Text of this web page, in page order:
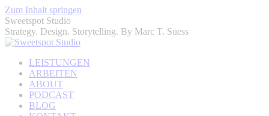
Zum Inhalt springen
Sweetspot Studio
Strategy. Design. Storytelling. By Marc T. Suess
LEISTUNGEN
ARBEITEN
ABOUT
PODCAST
BLOG